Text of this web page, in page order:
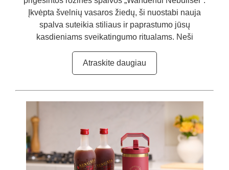
Įkvėpta švelnių vasaros žiedų, ši nuostabi nauja
spalva suteikia stiliaus ir paprastumo jūsų
kasdieniams sveikatingumo ritualams. Neši
Atraskite daugiau